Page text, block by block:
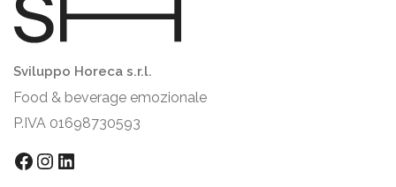
Sviluppo Horeca s.r.l.
Food & beverage emozionale
P.IVA 01698730593